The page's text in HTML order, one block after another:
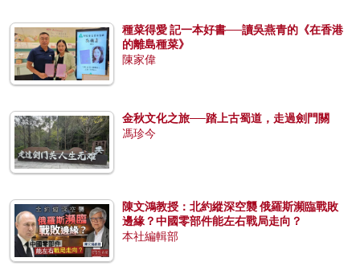
種菜得愛 記一本好書──讀吳燕青的《在香港
的離島種菜》
陳家偉
金秋文化之旅──踏上古蜀道，走過劍門關
馮珍今
陳文鴻教授：北約縱深空襲 俄羅斯瀕臨戰敗
邊緣？中國零部件能左右戰局走向？
本社編輯部